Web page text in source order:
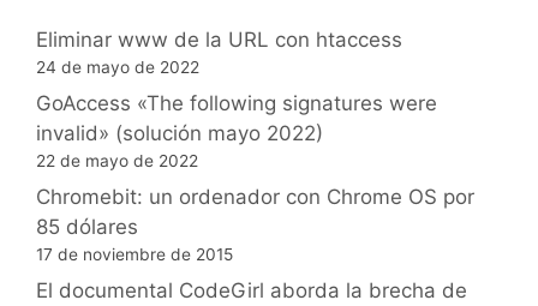
Eliminar www de la URL con htaccess
24 de mayo de 2022
GoAccess «The following signatures were
invalid» (solución mayo 2022)
22 de mayo de 2022
Chromebit: un ordenador con Chrome OS por
85 dólares
17 de noviembre de 2015
El documental CodeGirl aborda la brecha de